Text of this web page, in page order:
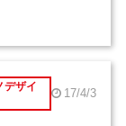
デザイ
17/4/3